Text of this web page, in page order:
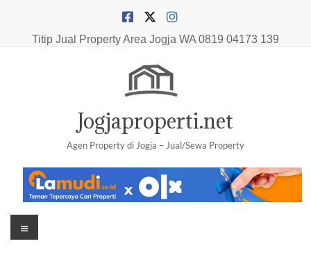
contentTitip Jual Property Area Jogja WA 0819 04173 139
Jogjaproperti.net
Agen Property di Jogja – Jual/Sewa Property
Menu